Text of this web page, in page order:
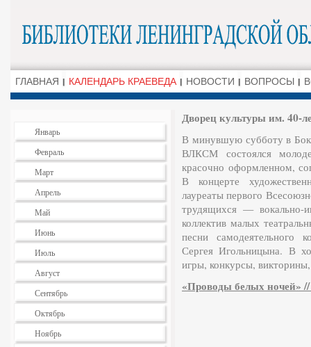
ГЛАВНАЯ КАЛЕНДАРЬ КРАЕВЕДА НОВОСТИ ВОПРОСЫ
Январь
Февраль
Март
Апрель
Май
Июнь
Июль
Август
Сентябрь
Октябрь
Ноябрь
Дворец культуры им. 40-
В минувшую субботу в
ВЛКСМ состоялся
красочно оформленном,
В концерте
лауреаты первого
трудящихся — вокально-
коллектив малых
песни самодеятельного
Сергея Игольницына. В
игры, конкурсы,
«Проводы белых ночей»